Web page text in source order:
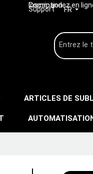
Inscription
Commandez en
Support FR
ARTICLES DE